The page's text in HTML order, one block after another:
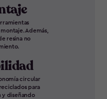
Además,
resina no
circular
para
y diseñando